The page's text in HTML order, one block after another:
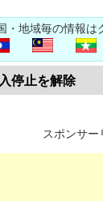
地域毎の情報は
停止を解除
スポンサー